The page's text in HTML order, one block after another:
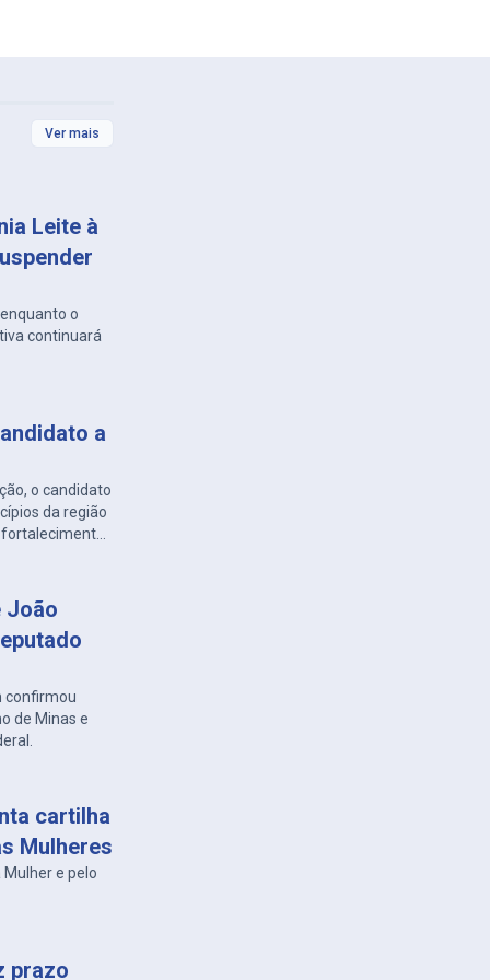
Ver mais
Leite à
o
continuará
a
o candidato
da região
João
confirmou
de Minas e
cartilha
Mulheres
e pelo
prazo